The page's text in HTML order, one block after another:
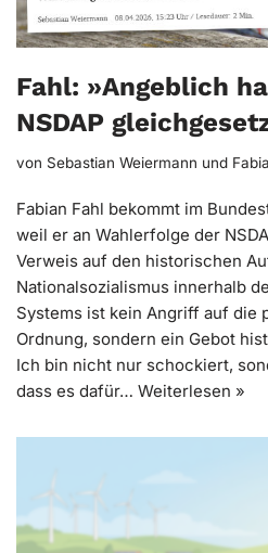
Fahl: »Angeblich
NSDAP
von Sebastian Weiermann und
Fabian Fahl bekommt im
weil er an Wahlerfolge der
Verweis auf den historischen
Nationalsozialismus innerhalb
Systems ist kein Angriff auf die
Ordnung, sondern ein Gebot
Ich bin nicht nur schockiert,
dass es dafür… Weiterlesen »